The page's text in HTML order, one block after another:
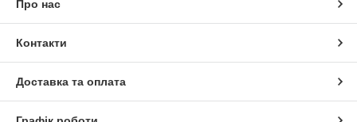
Про нас
Контакти
Доставка та оплата